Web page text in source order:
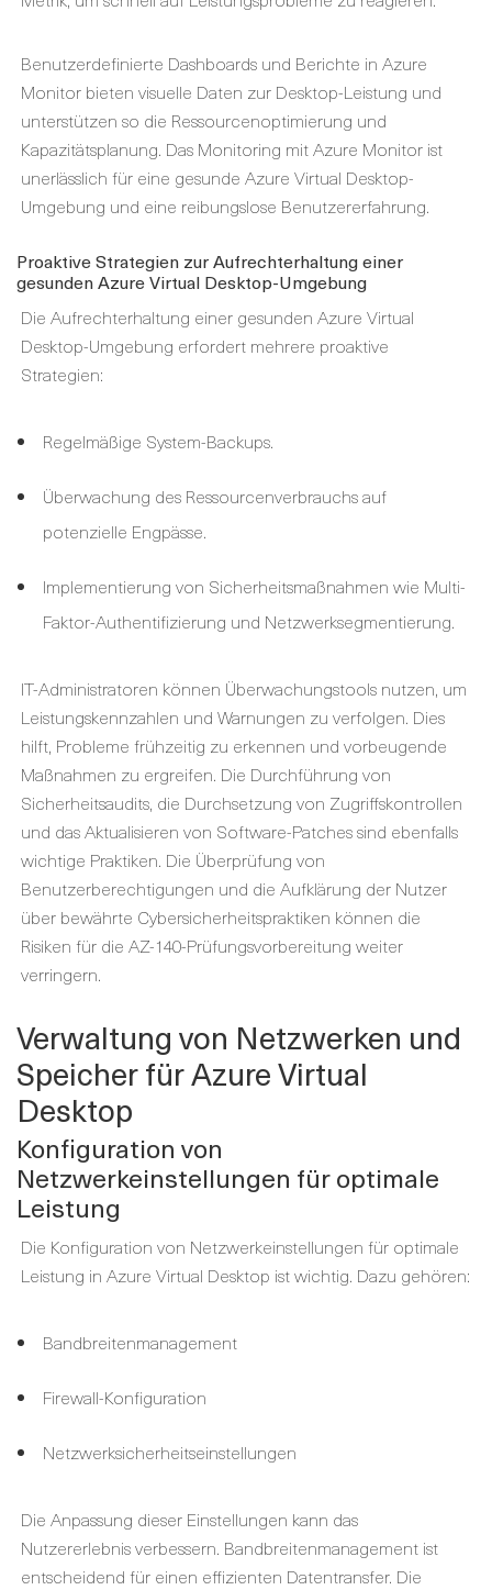
Benutzerdefinierte Dashboards und Berichte in Azure
Monitor bieten visuelle Daten zur Desktop-Leistung und
unterstützen so die Ressourcenoptimierung und
Kapazitätsplanung. Das Monitoring mit Azure Monitor ist
unerlässlich für eine gesunde Azure Virtual Desktop-
Umgebung und eine reibungslose Benutzererfahrung.
Proaktive Strategien zur Aufrechterhaltung einer
gesunden Azure Virtual Desktop-Umgebung
Die Aufrechterhaltung einer gesunden Azure Virtual
Desktop-Umgebung erfordert mehrere proaktive
Strategien:
Regelmäßige System-Backups.
Überwachung des Ressourcenverbrauchs auf
potenzielle Engpässe.
Implementierung von Sicherheitsmaßnahmen wie Multi-
Faktor-Authentifizierung und Netzwerksegmentierung.
IT-Administratoren können Überwachungstools nutzen, um
Leistungskennzahlen und Warnungen zu verfolgen. Dies
hilft, Probleme frühzeitig zu erkennen und vorbeugende
Maßnahmen zu ergreifen. Die Durchführung von
Sicherheitsaudits, die Durchsetzung von Zugriffskontrollen
und das Aktualisieren von Software-Patches sind ebenfalls
wichtige Praktiken. Die Überprüfung von
Benutzerberechtigungen und die Aufklärung der Nutzer
über bewährte Cybersicherheitspraktiken können die
Risiken für die AZ-140-Prüfungsvorbereitung weiter
verringern.
Verwaltung von Netzwerken und
Speicher für Azure Virtual
Desktop
Konfiguration von
Netzwerkeinstellungen für optimale
Leistung
Die Konfiguration von Netzwerkeinstellungen für optimale
Leistung in Azure Virtual Desktop ist wichtig. Dazu gehören:
Bandbreitenmanagement
Firewall-Konfiguration
Netzwerksicherheitseinstellungen
Die Anpassung dieser Einstellungen kann das
Nutzererlebnis verbessern. Bandbreitenmanagement ist
entscheidend für einen effizienten Datentransfer. Die